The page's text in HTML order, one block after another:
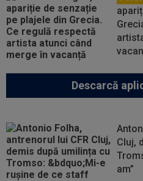
Descarcă
Cluj,
am”